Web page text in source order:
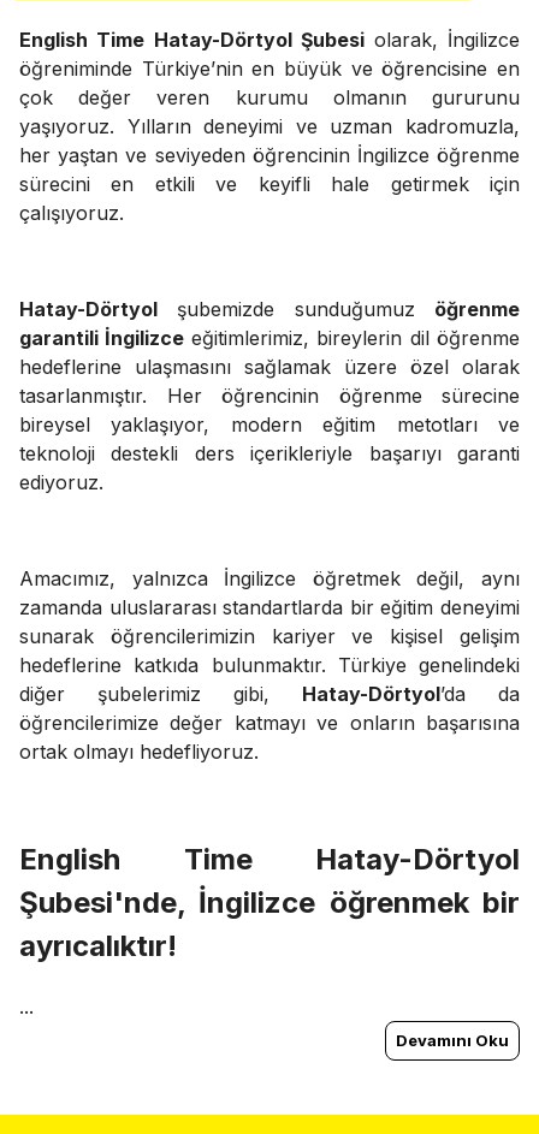
English Time Hatay-Dörtyol Şubesi olarak, İngilizce
öğreniminde Türkiye’nin en büyük ve öğrencisine en
çok değer veren kurumu olmanın gururunu
yaşıyoruz. Yılların deneyimi ve uzman kadromuzla,
her yaştan ve seviyeden öğrencinin İngilizce öğrenme
sürecini en etkili ve keyifli hale getirmek için
çalışıyoruz.
Hatay-Dörtyol şubemizde sunduğumuz öğrenme
garantili İngilizce eğitimlerimiz, bireylerin dil öğrenme
hedeflerine ulaşmasını sağlamak üzere özel olarak
tasarlanmıştır. Her öğrencinin öğrenme sürecine
bireysel yaklaşıyor, modern eğitim metotları ve
teknoloji destekli ders içerikleriyle başarıyı garanti
ediyoruz.
Amacımız, yalnızca İngilizce öğretmek değil, aynı
zamanda uluslararası standartlarda bir eğitim deneyimi
sunarak öğrencilerimizin kariyer ve kişisel gelişim
hedeflerine katkıda bulunmaktır. Türkiye genelindeki
diğer şubelerimiz gibi, Hatay-Dörtyol’da da
öğrencilerimize değer katmayı ve onların başarısına
ortak olmayı hedefliyoruz.
English Time Hatay-Dörtyol
Şubesi'nde, İngilizce öğrenmek bir
ayrıcalıktır!
...
Devamını Oku